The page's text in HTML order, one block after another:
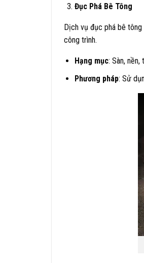
Đục Phá Bê Tông
Dịch vụ đục phá bê
công trình.​
Hạng mục: Sàn,
Phương pháp: Sử